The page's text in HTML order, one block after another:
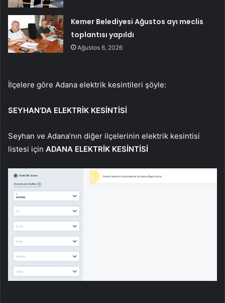
Kemer Belediyesi Ağustos ayı meclis
toplantısı yapıldı
Ağustos 6, 2026
İlçelere göre Adana elektrik kesintileri şöyle:
SEYHAN’DA ELEKTRİK KESİNTİSİ
Seyhan ve Adana’nın diğer ilçelerinin elektrik kesintisi
listesi için ADANA ELEKTRİK KESİNTİSİ